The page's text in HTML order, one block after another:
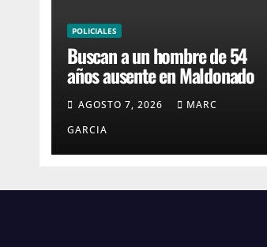
POLICIALES
Buscan a un hombre de 54
años ausente en Maldonado
AGOSTO 7, 2026
MARC
GARCIA